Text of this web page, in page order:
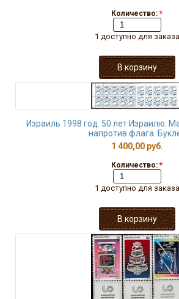
Количество: *
1 доступно для заказа
Израиль 1998 год. 50 лет Израилю.
напротив флага.
1 400,00 руб.
Количество: *
1 доступно для заказа